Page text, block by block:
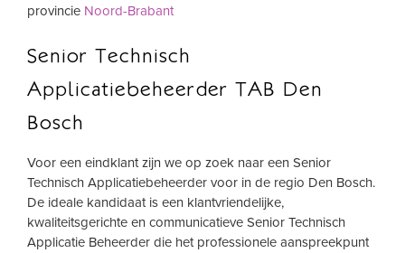
provincie Noord-Brabant
Senior Technisch
Applicatiebeheerder TAB Den
Bosch
Voor een eindklant zijn we op zoek naar een Senior
Technisch Applicatiebeheerder voor in de regio Den Bosch.
De ideale kandidaat is een klantvriendelijke,
kwaliteitsgerichte en communicatieve Senior Technisch
Applicatie Beheerder die het professionele aanspreekpunt